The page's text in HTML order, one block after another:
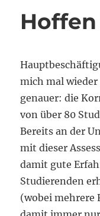
mich mal
genauer: die
von über 80
Bereits an der
mit dieser
damit gute
Studierenden
(wobei mehrere